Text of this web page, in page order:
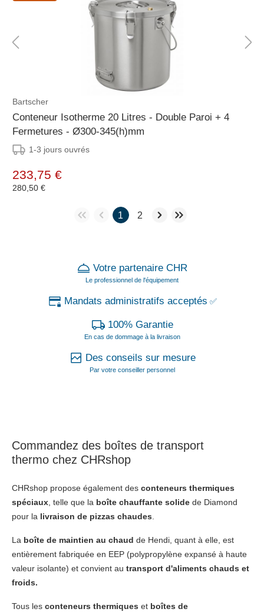
Bartscher
Conteneur Isotherme 20 Litres - Double Paroi + 4
Fermetures - Ø300-345(h)mm
1-3 jours ouvrés
233,75 €
280,50 €
1 2
Votre partenaire CHR
Le professionnel de l'équipement
Mandats administratifs acceptés ✅
100% Garantie
En cas de dommage à la livraison
Des conseils sur mesure
Par votre conseiller personnel
Commandez des boîtes de transport
thermo chez CHRshop
CHRshop propose également des conteneurs thermiques
spéciaux, telle que la boîte chauffante solide de Diamond
pour la livraison de pizzas chaudes.
La boîte de maintien au chaud de Hendi, quant à elle, est
entièrement fabriquée en EEP (polypropylène expansé à haute
valeur isolante) et convient au transport d'aliments chauds et
froids.
Tous les conteneurs thermiques et boîtes de